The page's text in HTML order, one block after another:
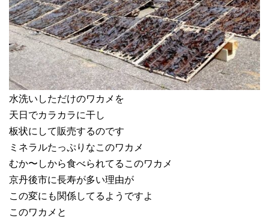
水洗いしただけのワカメを
天日でカラカラに干し
板状にして販売するのです
ミネラルたっぷりなこのワカメ
むか〜しから食べられてるこのワカメ
京丹後市に長寿が多い理由が
この変にも関係してるようですよ
このワカメと